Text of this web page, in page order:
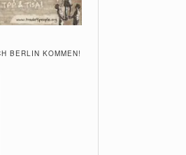
BERLIN KOMMEN!